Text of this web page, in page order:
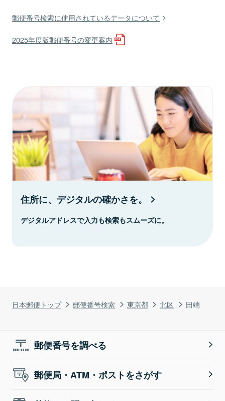
日本郵便トップ 郵便番号検索 東京都 北区 田端
郵便番号検索に使用されているデータについて
2025年度版郵便番号の変更案内
住所に、デジタルの確かさを。
デジタルアドレスで入力も検索もスムーズに。
郵便番号を調べる
郵便局・ATM・ポストをさがす